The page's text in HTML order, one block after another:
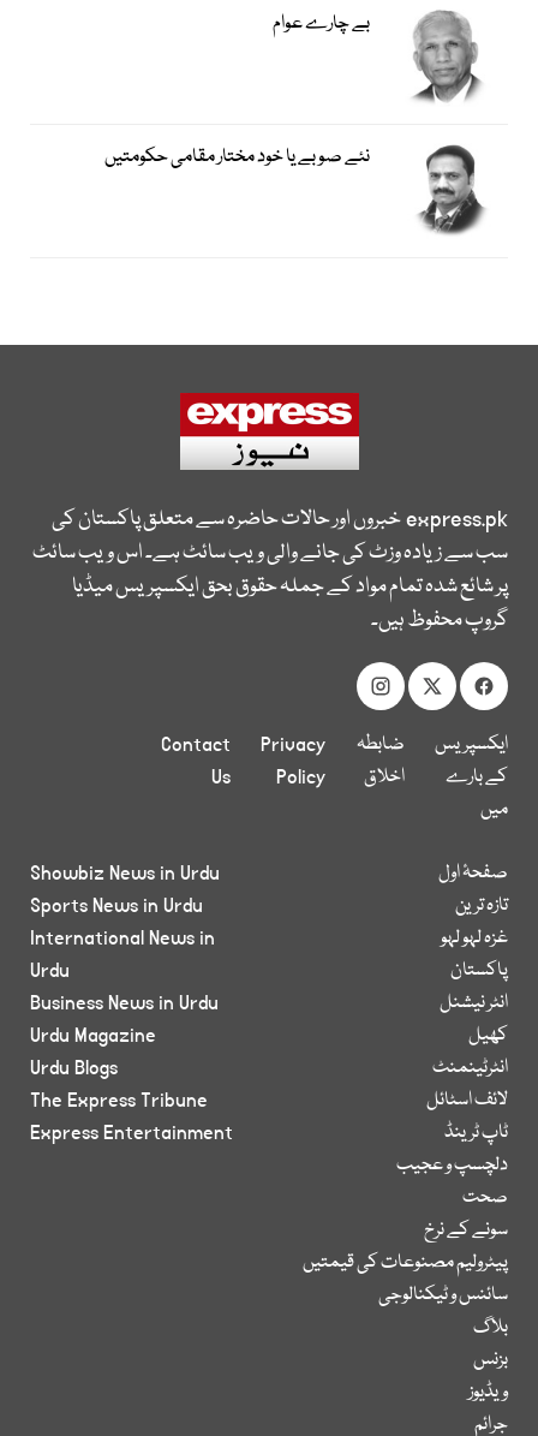
بے چارے عوام
نئے صوبے یا خود مختار مقامی حکومتیں
express.pkخبروں اور حالات حاضرہ سے متعلق پاکستان کی
سب سے زیادہ وزٹ کی جانے والی ویب سائٹ ہے۔ اس ویب سائٹ
پر شائع شدہ تمام مواد کے جملہ حقوق بحق ایکسپریس میڈیا
گروپ محفوظ ہیں۔
ایکسپریس
کے بارے
میں
ضابطہ
اخلاق
Privacy
Policy
Contact
Us
صفحۂ اول
تازہ ترین
غزہ لہو لہو
پاکستان
انٹر نیشنل
کھیل
انٹرٹینمنٹ
لائف اسٹائل
ٹاپ ٹرینڈ
دلچسپ و عجیب
صحت
سونے کے نرخ
پیٹرولیم مصنوعات کی قیمتیں
سائنس و ٹیکنالوجی
بلاگ
بزنس
ویڈیوز
جرائم
Showbiz News in Urdu
Sports News in Urdu
International News in
Urdu
Business News in Urdu
Urdu Magazine
Urdu Blogs
The Express Tribune
Express Entertainment